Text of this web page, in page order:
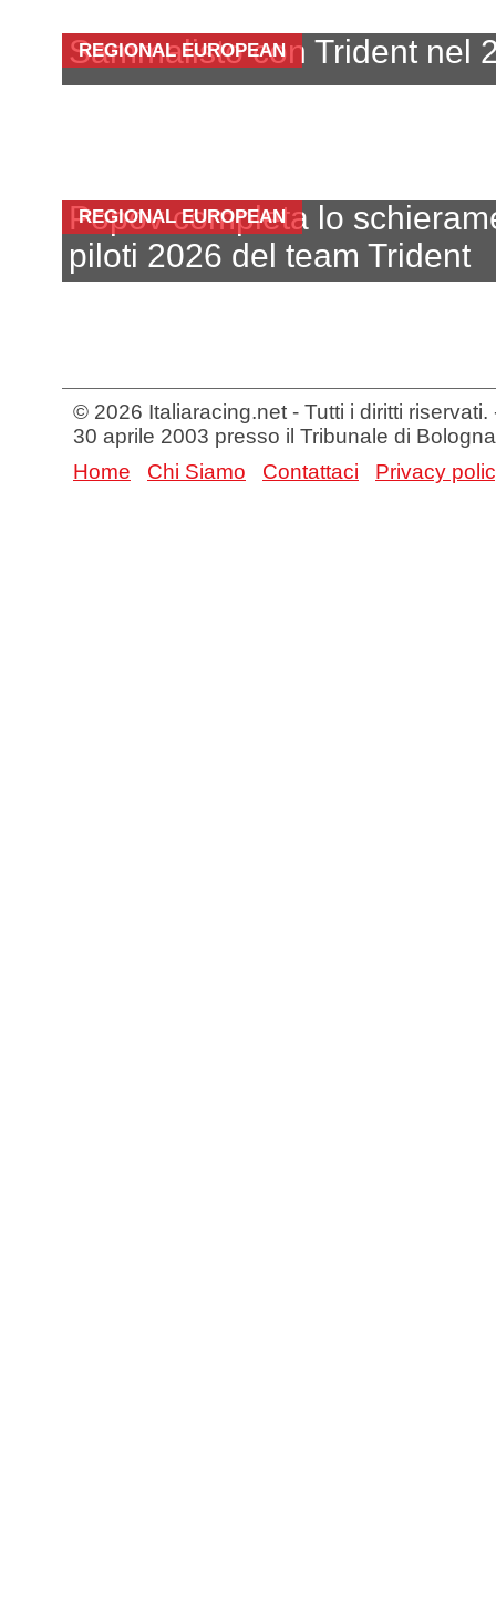
REGIONAL EUROPEAN
Sammalisto con Trident nel
REGIONAL EUROPEAN
Popov completa lo
piloti 2026 del team Trident
© 2026 Italiaracing.net - Tutti i diritti
30 aprile 2003 presso il Tribunale di Bologna
Home
Chi Siamo Contattaci Privacy